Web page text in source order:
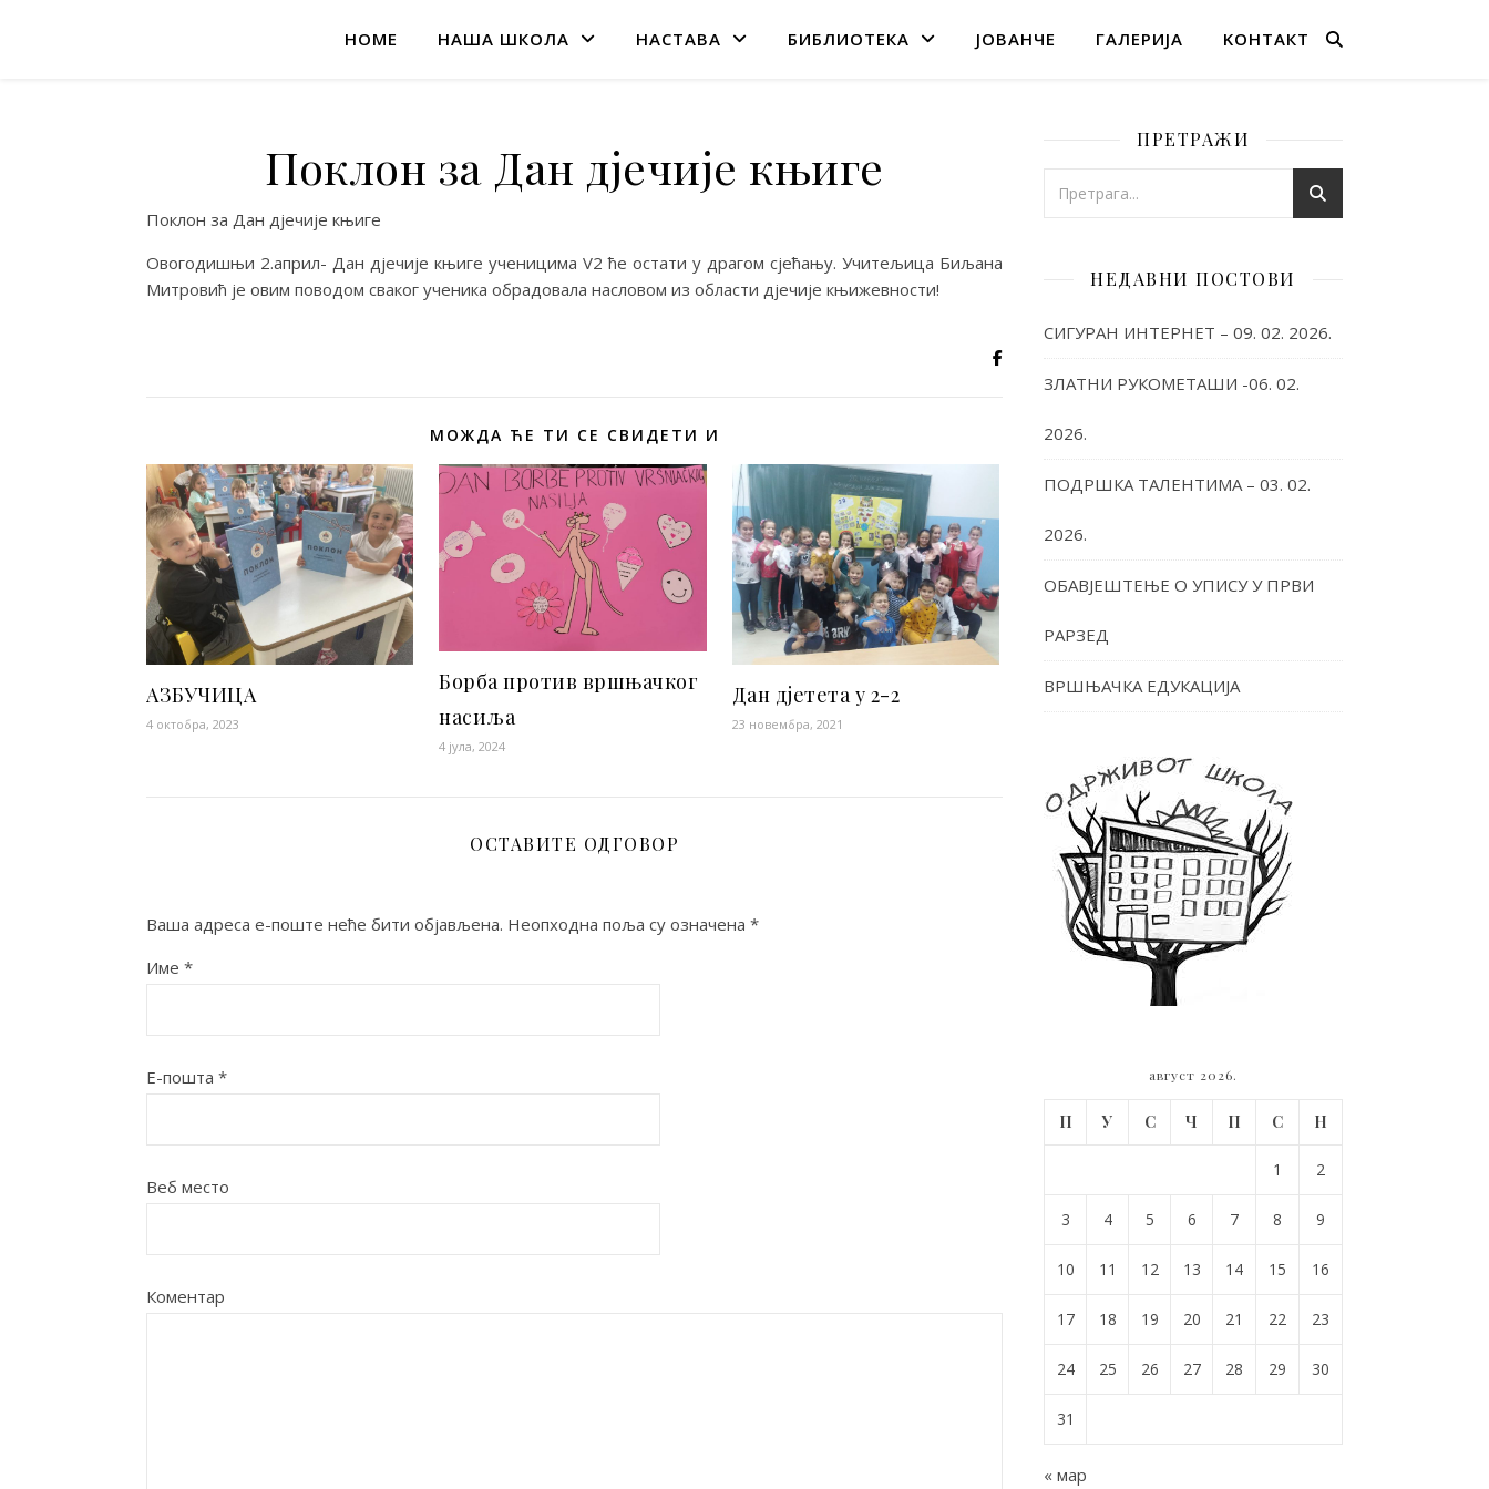
HOME НАША ШКОЛА НАСТАВА БИБЛИОТЕКА ЈОВАНЧЕ ГАЛЕРИЈА KОНТАКТ
Поклон за Дан дјечије књиге
Поклон за Дан дјечије књиге
Овогодишњи 2.април- Дан дјечије књиге ученицима V2 ће остати у драгом сјећању. Учитељица Биљана
Митровић је овим поводом сваког ученика обрадовала насловом из области дјечије књижевности!
МОЖДА ЋЕ ТИ СЕ СВИДЕТИ И
АЗБУЧИЦА
4 октобра, 2023
Борба против вршњачког
насиља
4 јула, 2024
Дан дјетета у 2-2
23 новембра, 2021
ОСТАВИТЕ ОДГОВОР
Ваша адреса е-поште неће бити објављена. Неопходна поља су означена *
Име *
Е-пошта *
Веб место
Коментар
ПРЕТРАЖИ
НЕДАВНИ ПОСТОВИ
СИГУРАН ИНТЕРНЕТ – 09. 02. 2026.
ЗЛАТНИ РУКОМЕТАШИ -06. 02.
2026.
ПОДРШКА ТАЛЕНТИМА – 03. 02.
2026.
ОБАВЈЕШТЕЊЕ О УПИСУ У ПРВИ
РАРЗЕД
ВРШЊАЧКА ЕДУКАЦИЈА
август 2026.
П У С Ч П С Н
1 2
3 4 5 6 7 8 9
10 11 12 13 14 15 16
17 18 19 20 21 22 23
24 25 26 27 28 29 30
31
« мар